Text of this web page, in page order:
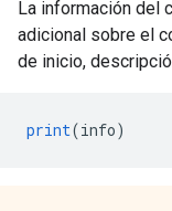
La información del
adicional sobre el
de inicio,
print(info)